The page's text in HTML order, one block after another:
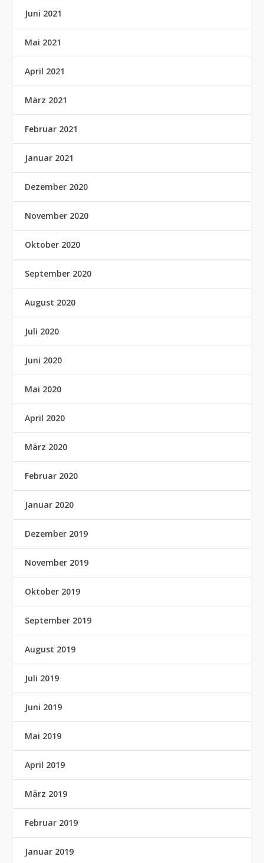
Juni 2021
Mai 2021
April 2021
März 2021
Februar 2021
Januar 2021
Dezember 2020
November 2020
Oktober 2020
September 2020
August 2020
Juli 2020
Juni 2020
Mai 2020
April 2020
März 2020
Februar 2020
Januar 2020
Dezember 2019
November 2019
Oktober 2019
September 2019
August 2019
Juli 2019
Juni 2019
Mai 2019
April 2019
März 2019
Februar 2019
Januar 2019